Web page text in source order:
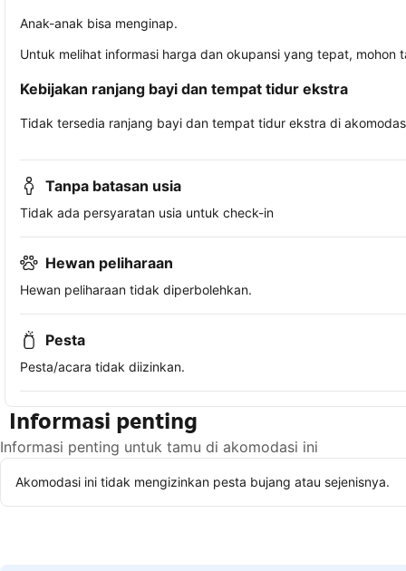
Anak-anak bisa menginap.
Untuk melihat informasi harga dan okupansi yang tepat,
Kebijakan ranjang bayi dan tempat tidur ekstra
Tidak tersedia ranjang bayi dan tempat tidur ekstra di
Tanpa batasan usia
Tidak ada persyaratan usia untuk check-in
Hewan peliharaan
Hewan peliharaan tidak diperbolehkan.
Pesta
Pesta/acara tidak diizinkan.
Informasi penting
Informasi penting untuk tamu di akomodasi ini
Akomodasi ini tidak mengizinkan pesta bujang atau sejenisnya.